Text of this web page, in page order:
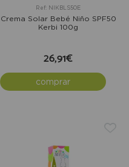
Ref: NIKBLS50E
Crema Solar Bebé Niño SPF50
Kerbi 100g
26,91€
comprar